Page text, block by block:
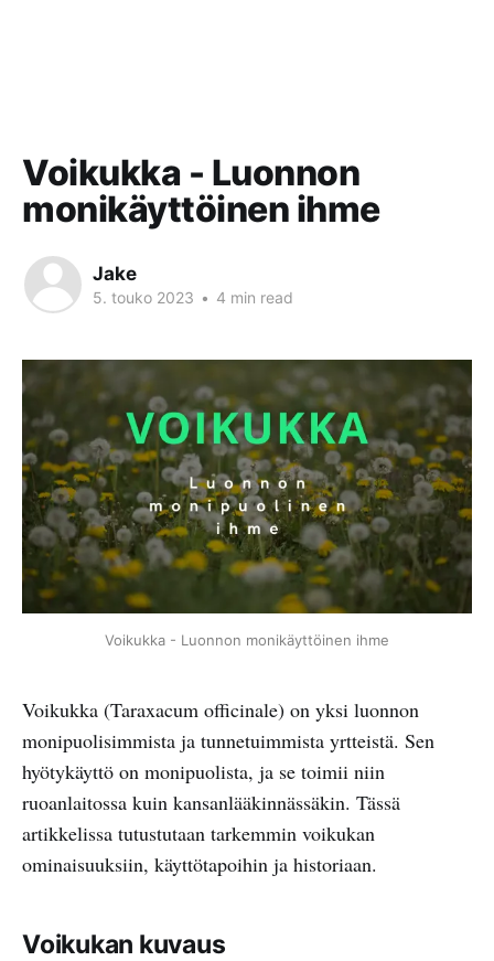
Voikukka - Luonnon
monikäyttöinen ihme
Jake
5. touko 2023 • 4 min read
Voikukka - Luonnon monikäyttöinen ihme
Voikukka (Taraxacum officinale) on yksi luonnon
monipuolisimmista ja tunnetuimmista yrtteistä. Sen
hyötykäyttö on monipuolista, ja se toimii niin
ruoanlaitossa kuin kansanlääkinnässäkin. Tässä
artikkelissa tutustutaan tarkemmin voikukan
ominaisuuksiin, käyttötapoihin ja historiaan.
Voikukan kuvaus